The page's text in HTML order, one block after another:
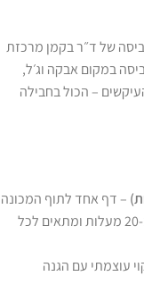
של ד״ר בקמן מרכזת
במקום אבקה וג׳ל,
– הכול בחבילה
– דף אחד לתוף המכונה
במקום אבקה וג׳ל. מתמוסס לחלוטין, פועל כבר מ-20 מעלות ומתאים לכל
עוצמתי עם הגנה